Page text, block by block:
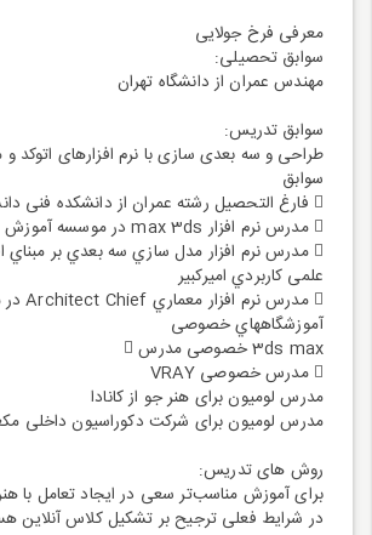
معرفی فرخ جولایی
سوابق تحصیلی:
مهندس عمران از دانشگاه تهران
سوابق تدریس:
طراحی و سه بعدی سازی با نرم افزارهای اتوکد و
سوابق
 فارغ التحصیل رشته عمران از دانشکده فنی دانشگاه تهران
 مدرس نرم افزار max 3ds در موسسه آموزش عالی نوین پارسیان
 مدرس نرم افزار مدل سازي سه بعدي بر مبناي اطلاعات ساخت Architect Chief در موسسه
علمی کاربردي امیرکبیر
 مدرس نرم افزار معماري Architect Chief در موسسه علمی کاربردي انجمن مبل ایران و
آموزشگاههاي خصوصی
3ds max خصوصی مدرس 
 مدرس خصوصی VRAY
مدرس لومیون برای هنر جو از کانادا
مدرس لومیون برای شرکت دکوراسیون داخلی
روش های تدریس:
برای آموزش مناسب‌تر سعی در ایجاد تعامل با
در شرایط فعلی ترجیح بر تشکیل کلاس آنلاین هست تا